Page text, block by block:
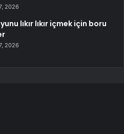
2026
lıkır lıkır içmek için boru
2026